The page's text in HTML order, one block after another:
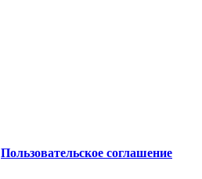
Пользовательское соглашение